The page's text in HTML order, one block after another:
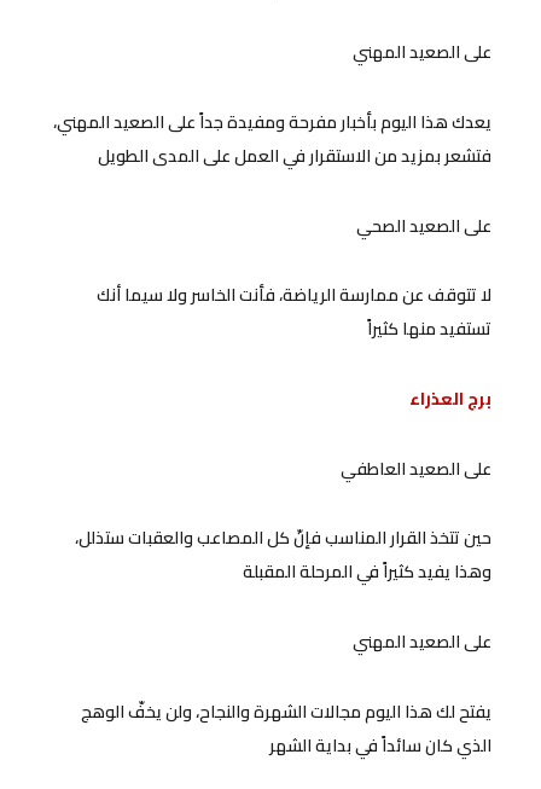
على الصعيد المهني
يعدك هذا اليوم بأخبار مفرحة ومفيدة جداً على الصعيد المهني،
فتشعر بمزيد من الاستقرار في العمل على المدى الطويل
على الصعيد الصحي
لا تتوقف عن ممارسة الرياضة، فأنت الخاسر ولا سيما أنك
تستفيد منها كثيراً
برج العذراء
على الصعيد العاطفي
حين تتخذ القرار المناسب فإنّ كل المصاعب والعقبات ستذلل،
وهذا يفيد كثيراً في المرحلة المقبلة
على الصعيد المهني
يفتح لك هذا اليوم مجالات الشهرة والنجاح، ولن يخفّ الوهج
الذي كان سائداً في بداية الشهر